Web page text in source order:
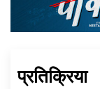
प्रतिक्रिया